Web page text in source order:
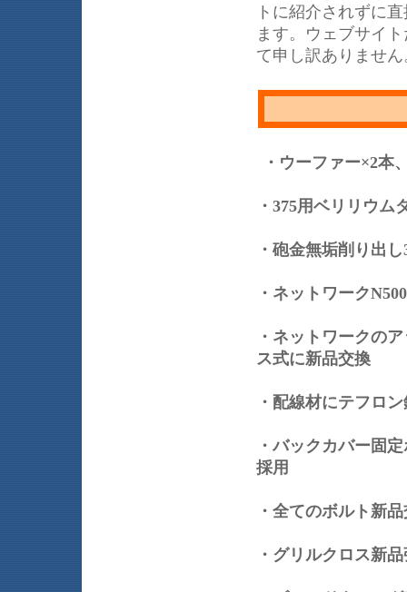
トに紹介されずに
ます。ウェブサイ
て申し訳ありません
・ウーファー×2
・375用ベリリウム
・砲金無垢削り出
・ネットワーク
・ネットワークの
ス式に新品交換
・配線材にテフロ
・バックカバー固
採用
・全てのボルト新
・グリルクロス新